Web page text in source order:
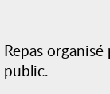
Repas
public.